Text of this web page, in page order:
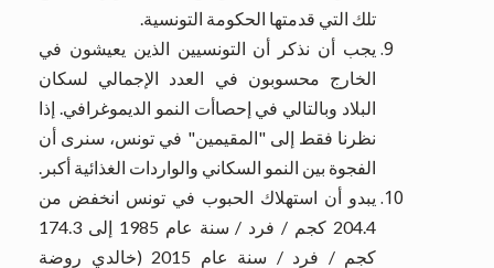
تلك التي قدمتها الحكومة التونسية.
يجب أن نذكر أن التونسيين الذين يعيشون في
الخارج محسوبون في العدد الإجمالي لسكان
البلاد وبالتالي في إحصاأت النمو الديموغرافي. إذا
نظرنا فقط إلى "المقيمين" في تونس، سنرى أن
الفجوة بين النمو السكاني والواردات الغذائية أكبر.
يبدو أن استهلاك الحبوب في تونس انخفض من
204.4 كجم / فرد / سنة عام 1985 إلى 174.3
كجم / فرد / سنة عام 2015 (خالدي روضة